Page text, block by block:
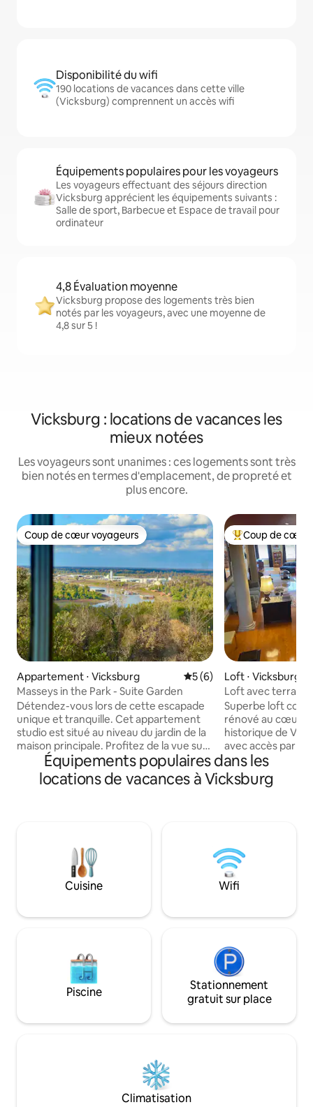
Disponibilité du wifi
190 locations de vacances dans cette ville
(Vicksburg) comprennent un accès wifi
Équipements populaires pour les voyageurs
Les voyageurs effectuant des séjours direction
Vicksburg apprécient les équipements suivants :
Salle de sport, Barbecue et Espace de travail pour
ordinateur
4,8 Évaluation moyenne
Vicksburg propose des logements très bien
notés par les voyageurs, avec une moyenne de
4,8 sur 5 !
Vicksburg : locations de vacances les
mieux notées
Les voyageurs sont unanimes : ces logements sont très
bien notés en termes d'emplacement, de propreté et
plus encore.
Coup de cœur voyageurs
Coup de cœur voyageurs
Appartement ⋅ Vicksburg Évaluation moyenne sur
5 (6)
Masseys in the Park - Suite Garden
Détendez-vous lors de cette escapade
unique et tranquille. Cet appartement
studio est situé au niveau du jardin de la
maison principale. Profitez de la vue sur
la rivière, Fort Hill et des kilomètres dans
le Delta !! Les couchers de soleil sont
spectaculaires et le parc militaire
disposez d'une entrée privée et d'un
parking hors rue, d'une cuisine avec
cuisinière en acier inoxydable et
réfrigérateur à porte française, d'un lit
complète.
Coups de cœur
Coup de cœur
Loft ⋅ Vicksburg
Loft avec
ascenseur
Superbe loft
rénové au cœur
historique de
avec accès par
bien aménagé
qui peut accueillir
Découvrez la vue
à distance de
également de la
restaurant 10
1311 et le lancer
tout dans les
Équipements populaires dans les
locations de vacances à Vicksburg
Cuisine Wifi
Piscine
Stationnement
gratuit sur place
Climatisation